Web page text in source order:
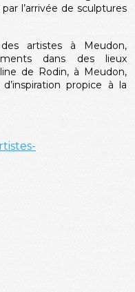
l’arrivée de sculptures
artistes à Meudon,
dans des lieux
de Rodin, à Meudon,
propice à la